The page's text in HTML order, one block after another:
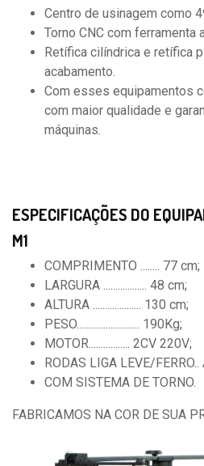
Centro de usinagem como
Torno CNC com ferramenta
Retífica cilíndrica e retífica
acabamento.
Com esses equipamentos
com maior qualidade e
máquinas.
ESPECIFICAÇÕES DO
M1
COMPRIMENTO ........ 77 cm;
LARGURA .................. 48 cm;
ALTURA .................... 130 cm;
PESO.......................... 190Kg;
MOTOR................. 2CV 220V;
RODAS LIGA LEVE/
COM SISTEMA DE TORNO.
FABRICAMOS NA COR DE SUA